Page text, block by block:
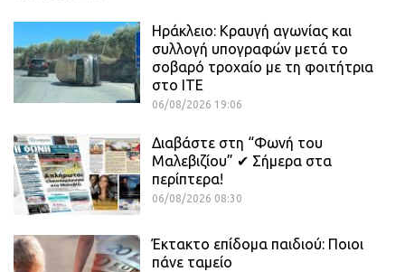
Ηράκλειο: Κραυγή αγωνίας και
συλλογή υπογραφών μετά το
σοβαρό τροχαίο με τη φοιτήτρια
στο ΙΤΕ
06/08/2026 19:06
Διαβάστε στη “Φωνή του
Μαλεβιζίου” ✔ Σήμερα στα
περίπτερα!
06/08/2026 08:30
Έκτακτο επίδομα παιδιού: Ποιοι
πάνε ταμείο